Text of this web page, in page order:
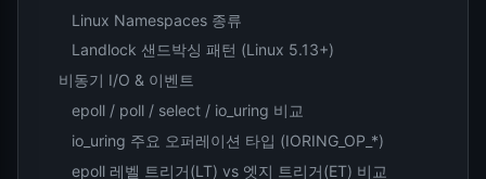
Linux Namespaces 종류
Landlock 샌드박싱 패턴 (Linux 5.13+)
비동기 I/O & 이벤트
epoll / poll / select / io_uring 비교
io_uring 주요 오퍼레이션 타입 (IORING_OP_*)
epoll 레벨 트리거(LT) vs 엣지 트리거(ET) 비교